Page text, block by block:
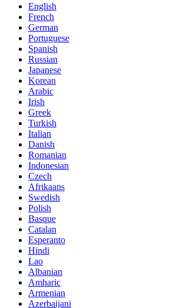
English
French
German
Portuguese
Spanish
Russian
Japanese
Korean
Arabic
Irish
Greek
Turkish
Italian
Danish
Romanian
Indonesian
Czech
Afrikaans
Swedish
Polish
Basque
Catalan
Esperanto
Hindi
Lao
Albanian
Amharic
Armenian
Azerbaijani